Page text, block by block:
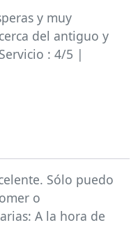
y muy
del antiguo y
: 4/5 |
Sólo puedo
o
A la hora de